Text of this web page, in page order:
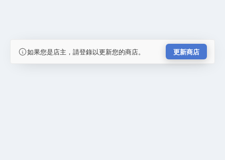
如果您是店主，請登錄以更新您的商店。 更新商店